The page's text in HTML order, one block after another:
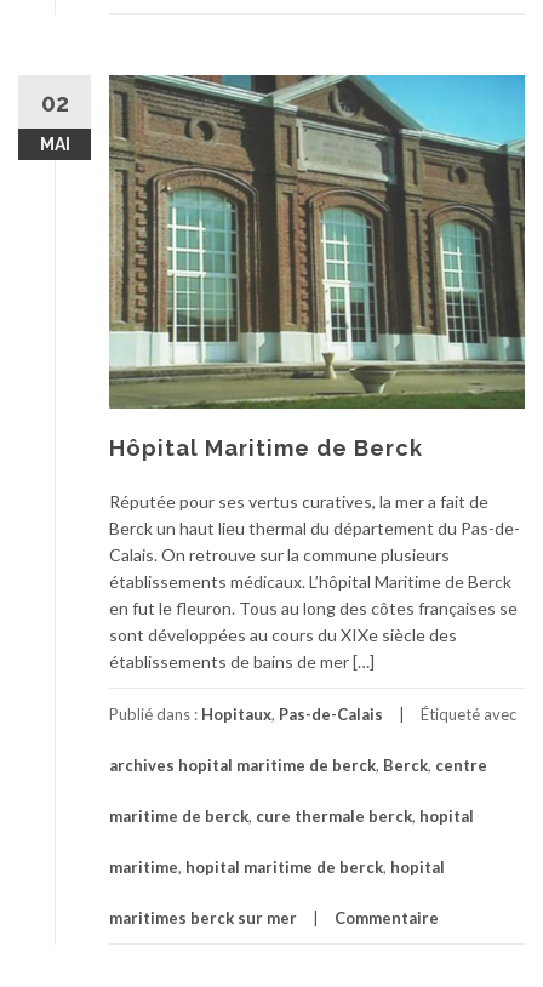
02
MAI
Hôpital Maritime de Berck
Réputée pour ses vertus curatives, la mer a fait de
Berck un haut lieu thermal du département du Pas-de-
Calais. On retrouve sur la commune plusieurs
établissements médicaux. L’hôpital Maritime de Berck
en fut le fleuron. Tous au long des côtes françaises se
sont développées au cours du XIXe siècle des
établissements de bains de mer […]
Publié dans : Hopitaux, Pas-de-Calais Étiqueté avec
archives hopital maritime de berck, Berck, centre
maritime de berck, cure thermale berck, hopital
maritime, hopital maritime de berck, hopital
maritimes berck sur mer Commentaire